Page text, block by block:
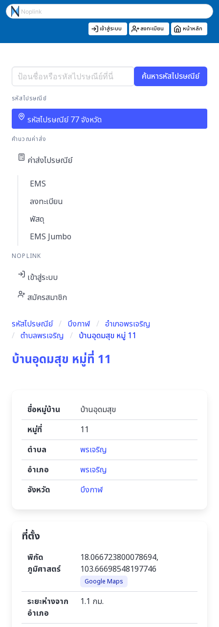
เข้าสู่ระบบ ลงทะเบียน หน้าหลัก
ค้นหารหัสไปรษณีย์
รหัสไปรษณีย์
รหัสไปรษณีย์ 77 จังหวัด
คำนวณค่าส่ง
ค่าส่งไปรษณีย์
EMS
ลงทะเบียน
พัสดุ
EMS Jumbo
NOPLINK
เข้าสู่ระบบ
สมัครสมาชิก
รหัสไปรษณีย์ บึงกาฬ
อำเภอพรเจริญ
ตำบลพรเจริญ
บ้านอุดมสุข หมู่ 11
บ้านอุดมสุข หมู่ที่ 11
ชื่อหมู่บ้าน
บ้านอุดมสุข
หมู่ที่
11
ตำบล
พรเจริญ
อำเภอ
พรเจริญ
จังหวัด
บึงกาฬ
ที่ตั้ง
พิกัด
ภูมิศาสตร์
18.066723800078694,
103.66698548197746
Google Maps
ระยะห่างจาก
อำเภอ
1.1 กม.